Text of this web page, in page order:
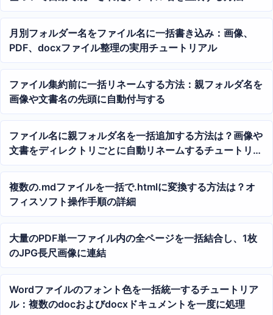
月別フォルダー名をファイル名に一括書き込み：画像、
PDF、docxファイル整理の実用チュートリアル
ファイル集約前に一括リネームする方法：親フォルダ名を
画像や文書名の先頭に自動付与する
ファイル名に親フォルダ名を一括追加する方法は？画像や
文書をディレクトリごとに自動リネームするチュートリア
ル
複数の.mdファイルを一括で.htmlに変換する方法は？オ
フィスソフト操作手順の詳細
大量のPDF単一ファイル内の全ページを一括結合し、1枚
のJPG長尺画像に連結
Wordファイルのフォント色を一括統一するチュートリア
ル：複数のdocおよびdocxドキュメントを一度に処理